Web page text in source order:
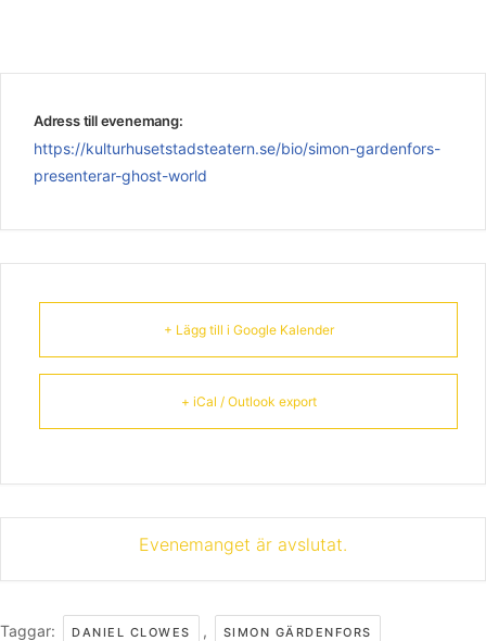
Adress till evenemang:
https://kulturhusetstadsteatern.se/bio/simon-gardenfors-
presenterar-ghost-world
+ Lägg till i Google Kalender
+ iCal / Outlook export
Evenemanget är avslutat.
Taggar: DANIEL CLOWES , SIMON GÄRDENFORS